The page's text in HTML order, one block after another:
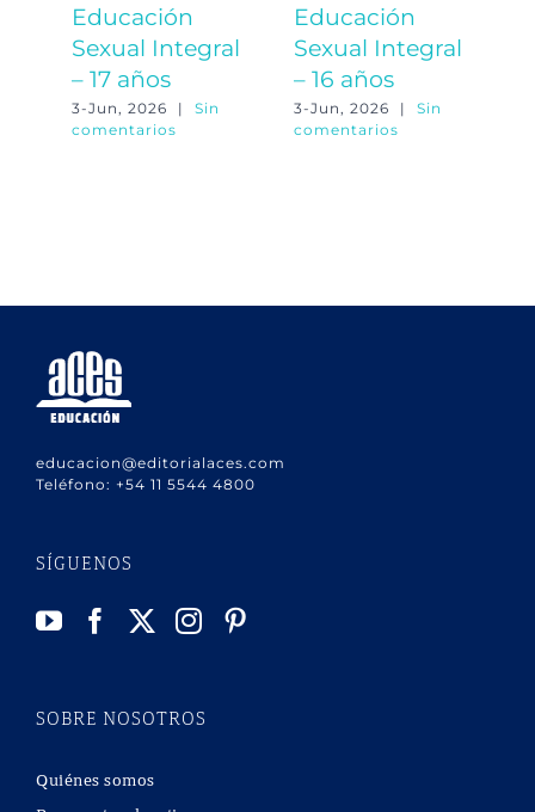
Educación
Sexual Integral
– 17 años
3-Jun, 2026 |
Sin
comentarios
Educación
Sexual Integral
– 16 años
3-Jun, 2026 |
Sin
comentarios
educacion@editorialaces.com
Teléfono: +54 11 5544 4800
SÍGUENOS
SOBRE NOSOTROS
Quiénes somos